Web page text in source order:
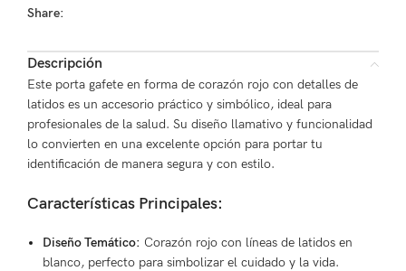
Share:
Descripción
Este porta gafete en forma de corazón rojo con detalles de
latidos es un accesorio práctico y simbólico, ideal para
profesionales de la salud. Su diseño llamativo y funcionalidad
lo convierten en una excelente opción para portar tu
identificación de manera segura y con estilo.
Características Principales:
Diseño Temático: Corazón rojo con líneas de latidos en
blanco, perfecto para simbolizar el cuidado y la vida.